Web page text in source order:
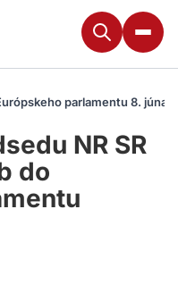
parlamentu 8. júna
NR SR
do